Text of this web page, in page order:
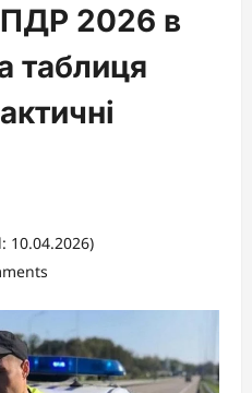
2026 в
таблиця
10.04.2026)